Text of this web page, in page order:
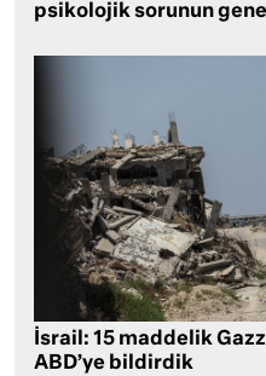
psikolojik sorunun
İsrail: 15 maddelik
ABD’ye bildirdik